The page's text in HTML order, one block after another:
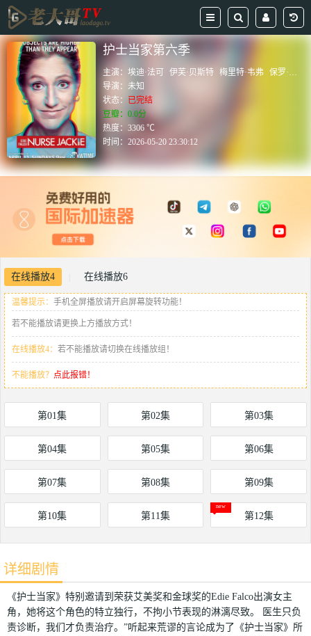
护士当家第六季
主演：埃迪·法可 伊芙·贝斯特 梅里特·韦弗 保罗·舒尔茨
导演：未知
状态： 已完结
豆瓣：0.0分
热度：3306 ℃
时间：2026-05-20 23:30:12
在线播放4 在线播放6
温馨提示： 手机全屏播放请开启屏幕旋转功能！
若不能播放请更换上方播放方式！
在线播放4： 若不能播放请切换在线播放组！
不能播放？ 点此报错！
第01集 第02集 第03集
第04集 第05集 第06集
第07集 第08集 第09集
第10集 第11集 第12集
详细剧情
《护士当家》特别邀请到荣获艾美奖和金球奖的Edie Falco出演女主
角，她将这个角色的特立独行，不拘小节表现的淋漓尽致。 医生只负
责诊断，我们才负责治疗。”听起来荒谬的言论成为了《护士当家》所